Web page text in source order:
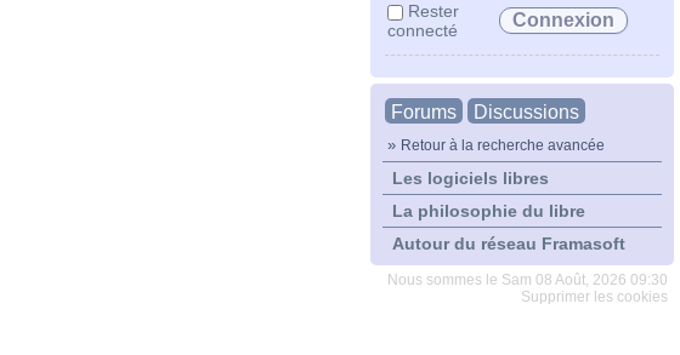
Rester
connecté
Forums Discussions
» Retour à la recherche avancée
Les logiciels libres
La philosophie du libre
Autour du réseau Framasoft
Nous sommes le Sam 08 Août, 2026 09:30
Supprimer les cookies